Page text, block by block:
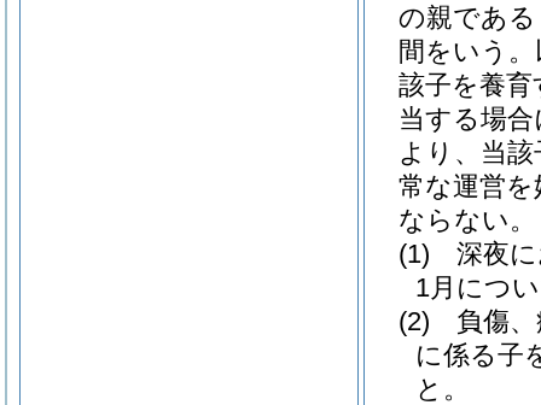
の親であ
間をいう
該子を養
当する場
より、当
常な運営
ならない。
(1)
深夜
1月につ
(2)
負傷
に係る子
と。